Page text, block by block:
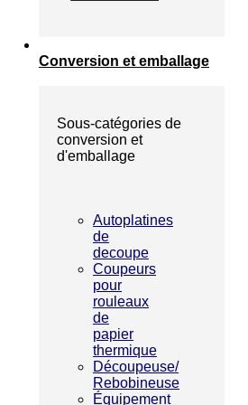
Conversion et emballage
Sous-catégories de
conversion et
d'emballage
Autoplatines
de
decoupe
Coupeurs
pour
rouleaux
de
papier
thermique
Découpeuse/
Rebobineuse
Équipement